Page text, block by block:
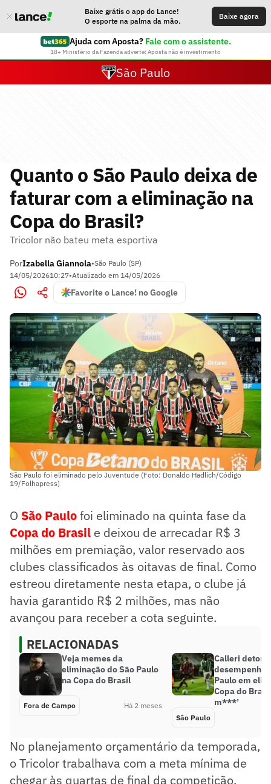
Baixe grátis o app do Lance!
O esporte na palma da mão.
Baixe agora
Ajuda com Aposta? Fale com o assistente.
18+ Ministério da Fazenda adverte: Aposta não é investimento
São Paulo
Quanto o São Paulo deixa de
faturar com a eliminação na
Copa do Brasil?
Tricolor não bateu meta esportiva
PorIzabella Giannola•São Paulo (SP)
14/05/202610:27•Atualizado em 14/05/2026
Favorite o Lance! no Google
São Paulo foi eliminado pelo Juventude (Foto: Donaldo Hadlich/Código
19/Folhapress)
O São Paulofoi eliminado na quinta fase da
Copa do Brasil e deixou de arrecadar R$ 3
milhões em premiação, valor reservado aos
clubes classificados às oitavas de final. Como
estreou diretamente nesta etapa, o clube já
havia garantido R$ 2 milhões, mas não
avançou para receber a cota seguinte.
RELACIONADAS
Veja memes da
eliminação do São Paulo
na Copa do Brasil
Fora de Campo Há 2 meses
Calleri detona
desempenho
Paulo em
Copa do
m***’
São Paulo
No planejamento orçamentário da temporada,
o Tricolor trabalhava com a meta mínima de
chegar às quartas de final da competição.